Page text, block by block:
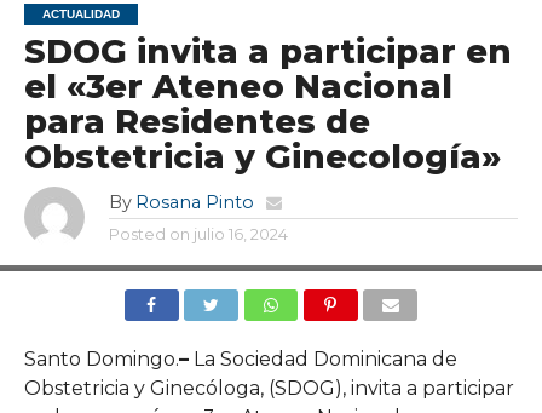
ACTUALIDAD
SDOG invita a participar en
el «3er Ateneo Nacional
para Residentes de
Obstetricia y Ginecología»
By Rosana Pinto
Posted on julio 16, 2024
Santo Domingo.–La Sociedad Dominicana de
Obstetricia y Ginecóloga, (SDOG), invita a participar